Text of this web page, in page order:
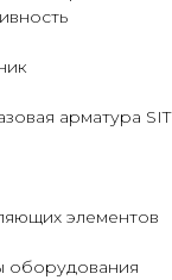
арматура SIT
элементов
оборудования